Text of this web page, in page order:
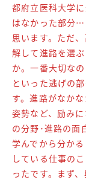
都府立医科大学
はなかった部分…
思います。ただ
解して進路を選
か。一番大切な
といった逃げの
す。進路がなか
姿勢など、励み
の分野･進路の面
学んでから分か
している仕事の
ったです。まず